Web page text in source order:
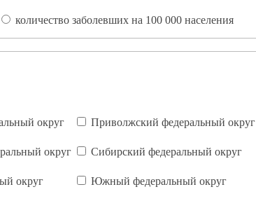
количество заболевших на 100 000 населения
округ Приволжский федеральный округ
округ Сибирский федеральный округ
округ Южный федеральный округ